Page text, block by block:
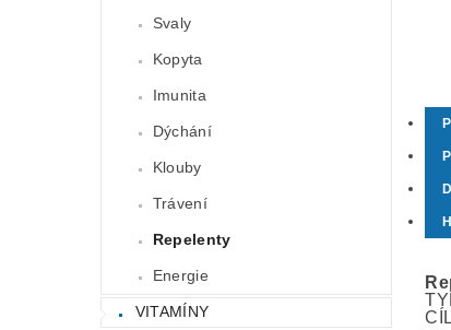
Svaly
Kopyta
Imunita
Dýchání
Klouby
Trávení
Repelenty
Energie
VITAMÍNY